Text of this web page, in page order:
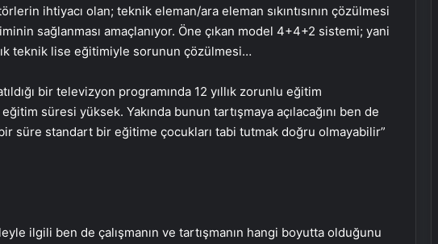
ihtiyacı olan; teknik eleman/ara eleman sıkıntısının çözülmesi
sağlanması amaçlanıyor. Öne çıkan model 4+4+2 sistemi; yani
teknik lise eğitimiyle sorunun çözülmesi…
bir televizyon programında 12 yıllık zorunlu eğitim
süresi yüksek. Yakında bunun tartışmaya açılacağını ben de
süre standart bir eğitime çocukları tabi tutmak doğru olmayabilir”
ilgili ben de çalışmanın ve tartışmanın hangi boyutta olduğunu